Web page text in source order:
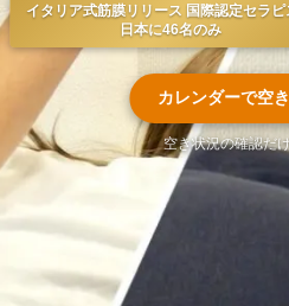
イタリア式筋膜リリース 国際認定セラピ
日本に46名のみ
カレンダーで空
空き状況の確認だ